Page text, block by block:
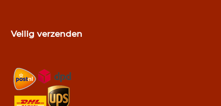
Veilig verzenden